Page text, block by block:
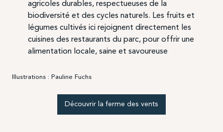
agricoles durables, respectueuses de la
biodiversité et des cycles naturels. Les fruits et
légumes cultivés ici rejoignent directement les
cuisines des restaurants du parc, pour offrir une
alimentation locale, saine et savoureuse
Illustrations : Pauline Fuchs
Découvrir la ferme des vents